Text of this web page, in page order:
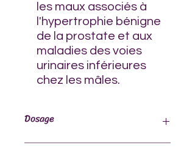
les maux associés à
l'hypertrophie bénigne
de la prostate et aux
maladies des voies
urinaires inférieures
chez les mâles.
Dosage